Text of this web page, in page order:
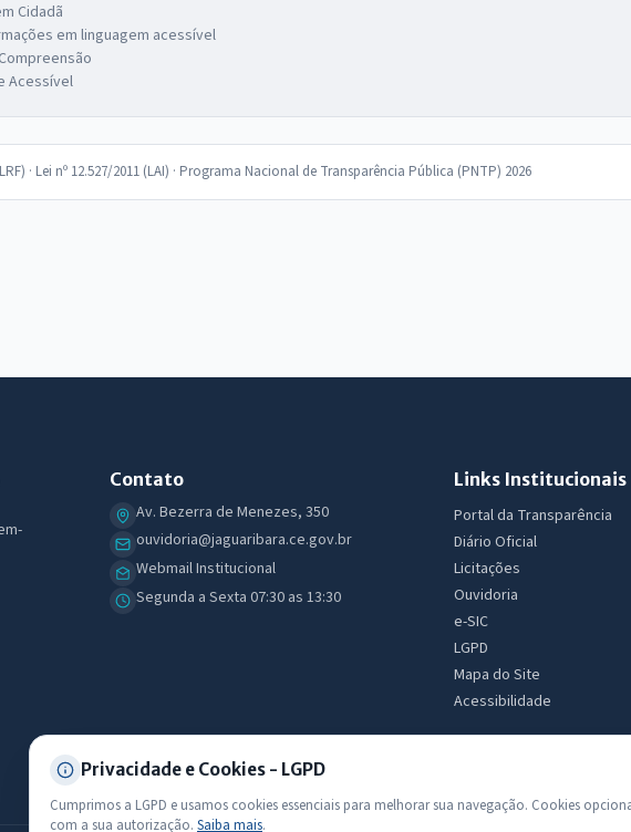
Cidadã
em linguagem acessível
Acessível
· Lei nº 12.527/2011 (LAI) · Programa Nacional de Transparência Pública (PNTP) 2026
Contato
Av. Bezerra de Menezes, 350
ouvidoria@jaguaribara.ce.gov.br
Webmail Institucional
Segunda a Sexta 07:30 as 13:30
Links Institucionais
Portal da Transparência
Diário Oficial
Licitações
Ouvidoria
e-SIC
LGPD
Mapa do Site
Acessibilidade
Privacidade e Cookies - LGPD
Cumprimos a LGPD e usamos cookies essenciais para melhorar sua navegação. Cookies
com a sua autorização. Saiba mais.